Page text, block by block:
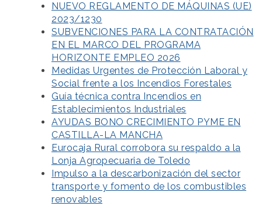
NUEVO REGLAMENTO DE MÁQUINAS (UE)
2023/1230
SUBVENCIONES PARA LA CONTRATACIÓN
EN EL MARCO DEL PROGRAMA
HORIZONTE EMPLEO 2026
Medidas Urgentes de Protección Laboral y
Social frente a los Incendios Forestales
Guía técnica contra Incendios en
Establecimientos Industriales
AYUDAS BONO CRECIMIENTO PYME EN
CASTILLA-LA MANCHA
Eurocaja Rural corrobora su respaldo a la
Lonja Agropecuaria de Toledo
Impulso a la descarbonización del sector
transporte y fomento de los combustibles
renovables